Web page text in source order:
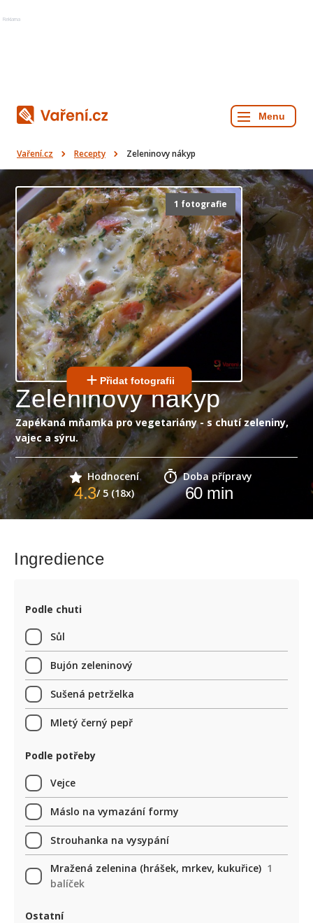
Reklama
Vaření.cz Recepty Zeleninovy nákyp
1 fotografie
Přidat fotografii
Zeleninovy nákyp
Zapékaná mňamka pro vegetariány - s chutí zeleniny,
vajec a sýru.
Hodnocení
4.3/ 5 (18x)
Doba přípravy
60min
Ingredience
Podle chuti
Sůl
Bujón zeleninový
Sušená petrželka
Mletý černý pepř
Podle potřeby
Vejce
Máslo na vymazání formy
Strouhanka na vysypání
Mražená zelenina (hrášek, mrkev, kukuřice) 1
balíček
Ostatní